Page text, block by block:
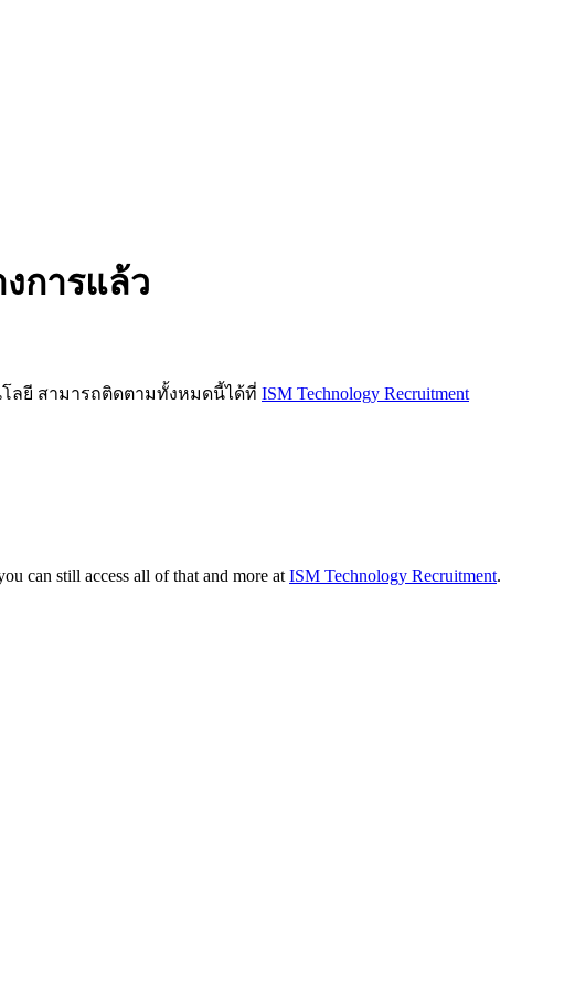
การแล้ว
ลยี สามารถติดตามทั้งหมดนี้ได้ที่ ISM Technology Recruitment
can still access all of that and more at ISM Technology Recruitment.